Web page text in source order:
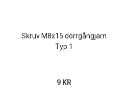
Skruv M8x15 dörrgångjärn
Typ 1
9 KR